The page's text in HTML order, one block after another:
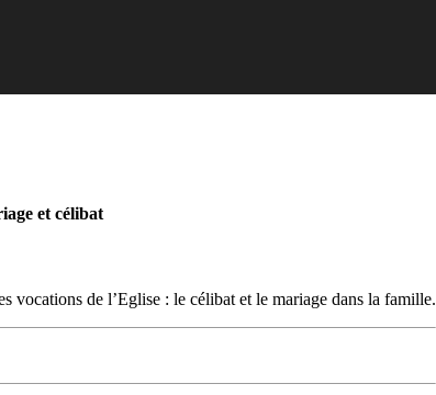
et célibat
vocations de l’Eglise : le célibat et le mariage dans la famille.